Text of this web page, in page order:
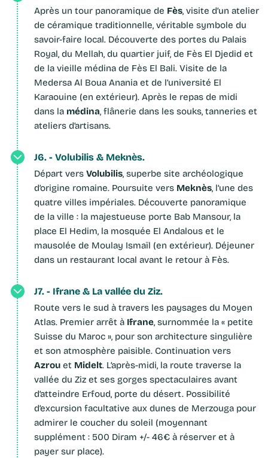
Après un tour panoramique de Fès, visite d’un atelier
de céramique traditionnelle, véritable symbole du
savoir-faire local. Découverte des portes du Palais
Royal, du Mellah, du quartier juif, de Fès El Djedid et
de la vieille médina de Fès El Bali. Visite de la
Medersa Al Boua Anania et de l’université El
Karaouine (en extérieur). Après le repas de midi
dans la médina, flânerie dans les souks, tanneries et
ateliers d’artisans.
J6. - Volubilis & Meknès.
Départ versVolubilis, superbe site archéologique
d’origine romaine. Poursuite vers Meknès, l’une des
quatre villes impériales. Découverte panoramique
de la ville : la majestueuse porte Bab Mansour, la
place El Hedim, la mosquée El Andalous et le
mausolée de Moulay Ismaïl (en extérieur). Déjeuner
dans un restaurant local avant le retour à Fès.
J7. - Ifrane & La vallée du Ziz.
Route vers le sud à travers les paysages du Moyen
Atlas. Premier arrêt à Ifrane, surnommée la « petite
Suisse du Maroc », pour son architecture singulière
et son atmosphère paisible. Continuation vers
Azrouet Midelt. L’après-midi, la route traverse la
vallée du Ziz et ses gorges spectaculaires avant
d’atteindre Erfoud, porte du désert. Possibilité
d’excursion facultative aux dunes de Merzouga pour
admirer le coucher du soleil (moyennant
supplément : 500 Diram +/- 46€ à réserver et à
payer sur place).